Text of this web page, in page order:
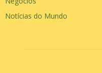
Notícias do Mundo